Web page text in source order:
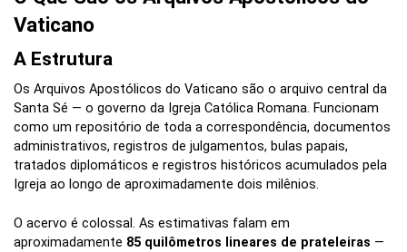
Vaticano
A Estrutura
Os Arquivos Apostólicos do Vaticano são o arquivo central da
Santa Sé — o governo da Igreja Católica Romana. Funcionam
como um repositório de toda a correspondência, documentos
administrativos, registros de julgamentos, bulas papais,
tratados diplomáticos e registros históricos acumulados pela
Igreja ao longo de aproximadamente dois milênios.
O acervo é colossal. As estimativas falam em
aproximadamente 85 quilômetros lineares de prateleiras —